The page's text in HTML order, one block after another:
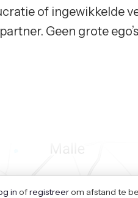
of ingewikkelde
Geen grote
in ofregistreerom afstand te